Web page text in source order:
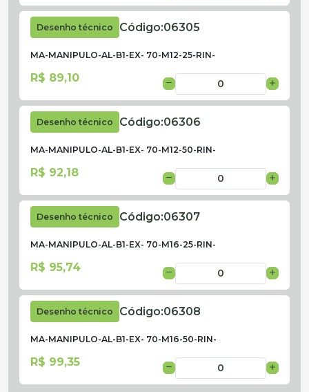
Desenho técnico Código:06305
MA-MANIPULO-AL-B1-EX- 70-M12-25-RIN-
R$ 89,10
Desenho técnico Código:06306
MA-MANIPULO-AL-B1-EX- 70-M12-50-RIN-
R$ 92,18
Desenho técnico Código:06307
MA-MANIPULO-AL-B1-EX- 70-M16-25-RIN-
R$ 95,74
Desenho técnico Código:06308
MA-MANIPULO-AL-B1-EX- 70-M16-50-RIN-
R$ 99,35